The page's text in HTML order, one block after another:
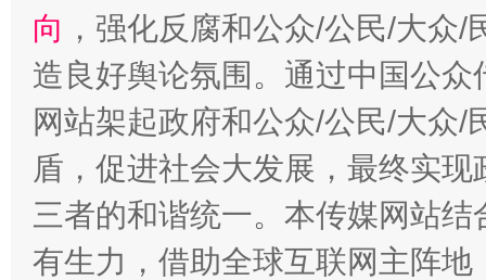
向 ，强化反腐和公众/公民/大众
造良好舆论氛围。通过中国公
网站架起政府和公众/公民/大众
盾，促进社会大发展，最终实
三者的和谐统一。本传媒网站
有生力，借助全球互联网主阵